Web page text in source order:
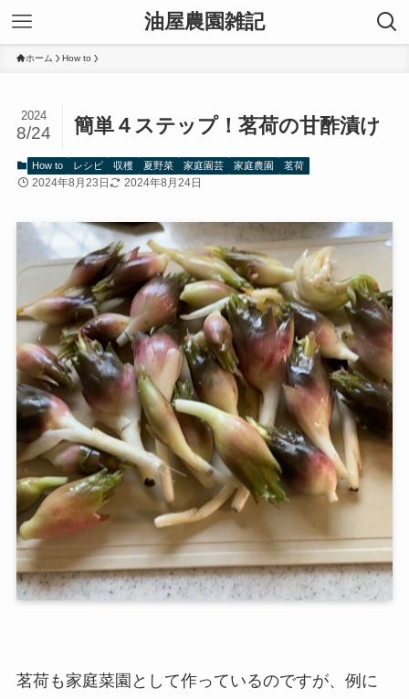
油屋農園雑記
ホーム How to
簡単４ステップ！茗荷の甘酢漬け
2024
8/24
How to レシピ 収穫 夏野菜 家庭園芸 家庭農園 茗荷
2024年8月23日 2024年8月24日
茗荷も家庭菜園として作っているのですが、例に